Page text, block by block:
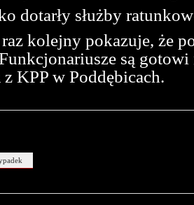
dotarły służby
kolejny pokazuje, że
są
z KPP w Poddębicach.